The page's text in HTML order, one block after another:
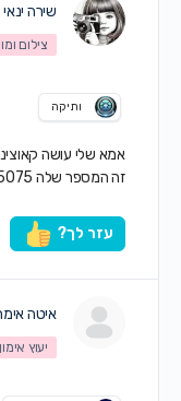
שירה ינאי
צילום
ותיקה
אמא שלי עושה קאוצינג היא מעל
זה המספר שלה 0527155075
עזר לך?
איטה אימר
יעוץ